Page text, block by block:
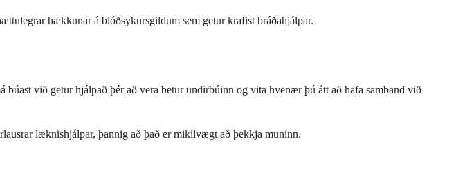
hækkunar á blóðsykursgildum sem getur krafist bráðahjálpar.
við getur hjálpað þér að vera betur undirbúinn og vita hvenær þú átt að hafa samband við
læknishjálpar, þannig að það er mikilvægt að þekkja muninn.